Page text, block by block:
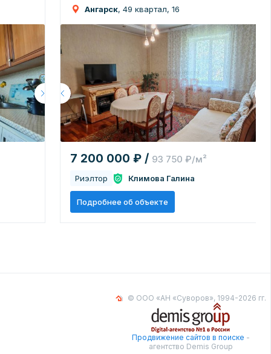
Ангарск, 49 квартал, 16
7 200 000 ₽ / 93 750 ₽/м²
Риэлтор Климова Галина
Подробнее об объекте
© ООО «АН «Суворов», 1994-2026 гг.
Продвижение сайтов в поиске -
агентство Demis Group